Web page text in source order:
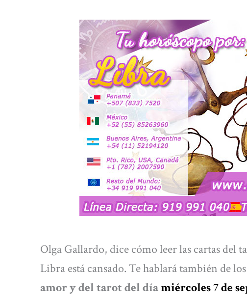
Olga Gallardo, dice cómo leer las cartas del
Libra está cansado. Te hablará también de
amor y del tarot del díamiércoles 7 de